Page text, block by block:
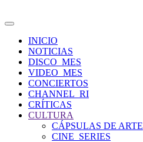
INICIO
NOTICIAS
DISCO_MES
VIDEO_MES
CONCIERTOS
CHANNEL_RI
CRÍTICAS
CULTURA
CÁPSULAS DE ARTE
CINE_SERIES